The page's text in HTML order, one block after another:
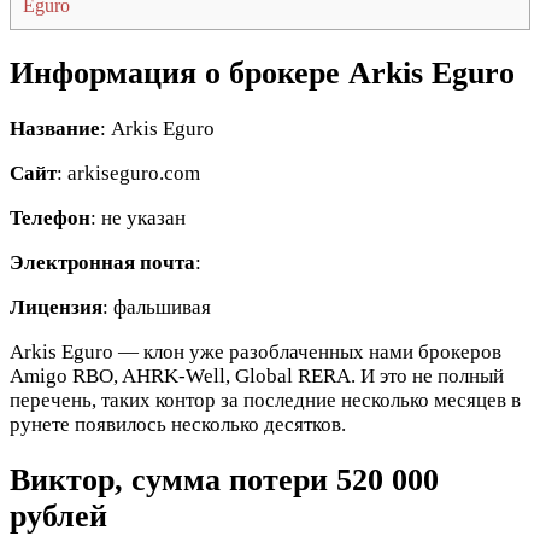
Eguro
Информация о брокере Arkis Eguro
Название: Arkis Eguro
Сайт: arkiseguro.com
Телефон: не указан
Электронная почта:
Лицензия: фальшивая
Arkis Eguro — клон уже разоблаченных нами брокеров
Amigo RBO, AHRK-Well, Global RERA. И это не полный
перечень, таких контор за последние несколько месяцев в
рунете появилось несколько десятков.
Виктор, сумма потери 520 000
рублей